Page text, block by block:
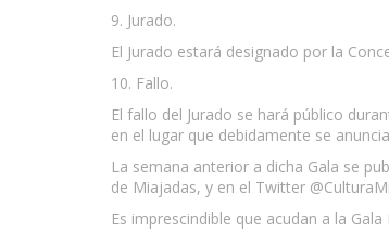
9. Jurado.
El Jurado estará designado por la
10. Fallo.
El fallo del Jurado se hará público
en el lugar que debidamente se
La semana anterior a dicha Gala se
de Miajadas, y en el Twitter
Es imprescindible que acudan a la